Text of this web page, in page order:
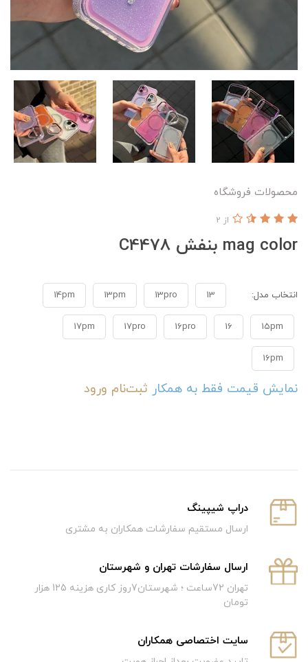
محصولات فروشگاه
mag color بنفش C4478
از 2
انتخاب مدل: 13
13pro
13pm
14pm
15pm
16
16pro
17pro
17pm
16pm
نمایش قیمت فقط به همکار ثبت‌نام ورود
دراپ شیپینگ
ارسال مستقیم سفارشات همکاران به مشتری
ارسال سفارشات تهران و شهرستان
تهران 72ساعت ؛ شهرستان7روز کاری هزینه 125 هزار
تومان
سایت اختصاصی همکاران